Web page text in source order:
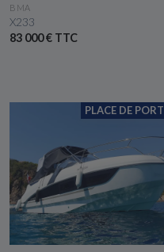
BMA
X233
83 000 € TTC
PLACE DE PORT